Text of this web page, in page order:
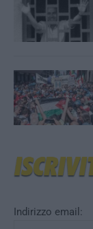
Indirizzo email: